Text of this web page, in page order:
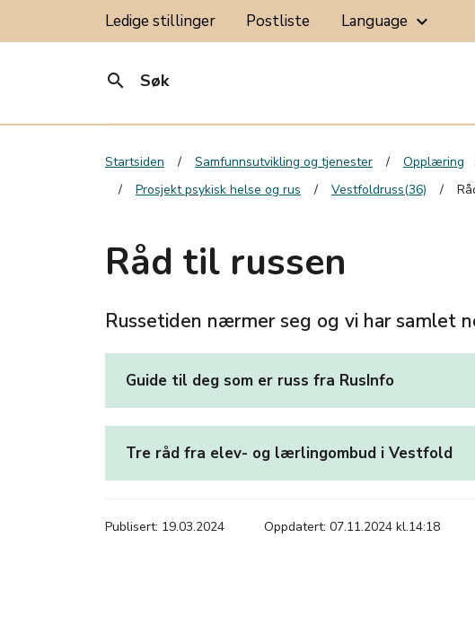
Ledige stillinger Postliste Language keyboard_arrow_down
search Søk
Startsiden Samfunnsutvikling og tjenester Opplæring
Prosjekt psykisk helse og rus
Vestfoldruss(36)
Råd til russen
Russetiden nærmer seg og vi har samlet
Guide til deg som er russ fra RusInfo
Tre råd fra elev- og lærlingombud i Vestfold
Publisert: 19.03.2024 Oppdatert: 07.11.2024 kl.14:18